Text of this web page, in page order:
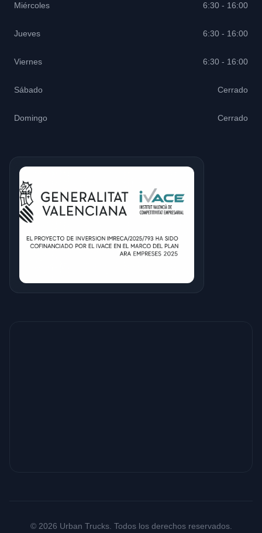
Miércoles 6:30 - 16:00
Jueves 6:30 - 16:00
Viernes 6:30 - 16:00
Sábado Cerrado
Domingo Cerrado
© 2026 Urban Trucks. Todos los derechos reservados.